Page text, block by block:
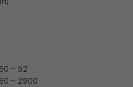
– 52
– 2900